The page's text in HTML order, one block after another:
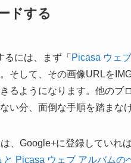
ドする
るには、まず「 Picasa ウェ
そして、その画像URLを
るようになります。他のブ
い分、面倒な手順を踏まな
、Google+に登録していれ
Picasa ウェブ アルバムの